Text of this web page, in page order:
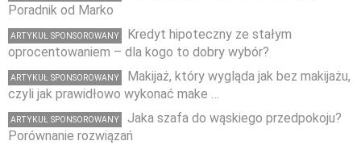
Poradnik od Marko
ARTYKUŁ SPONSOROWANY
Kredyt hipoteczny ze stałym
oprocentowaniem – dla kogo to dobry wybór?
ARTYKUŁ SPONSOROWANY
Makijaż, który wygląda jak bez makijażu,
czyli jak prawidłowo wykonać make …
ARTYKUŁ SPONSOROWANY
Jaka szafa do wąskiego przedpokoju?
Porównanie rozwiązań